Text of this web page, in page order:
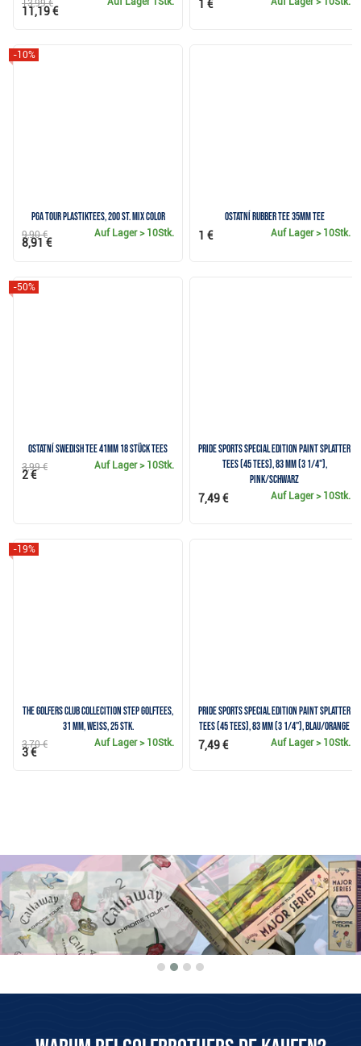
13,99 €
11,19 €
1 €
PGA Tour Plastiktees, 200 St. MIX COLOR
-10%
Auf Lager> 10Stk.
9,90 €
8,91 €
Ostatní Rubber Tee 35mm Tee
Auf Lager> 10Stk.
1 €
Ostatní Swedish Tee 41mm 18 Stück Tees
-50%
Auf Lager> 10Stk.
3,99 €
2 €
Pride Sports Special Edition Paint Splatter
Tees (45 Tees), 83 mm (3 1/4"),
pink/schwarz
Auf Lager> 10Stk.
7,49 €
The Golfers Club Collecition Step Golftees,
31 mm, weiss, 25 Stk.
-19%
Auf Lager> 10Stk.
3,70 €
3 €
Pride Sports Special Edition Paint Splatter
Tees (45 Tees), 83 mm (3 1/4"), blau/orange
Auf Lager> 10Stk.
7,49 €